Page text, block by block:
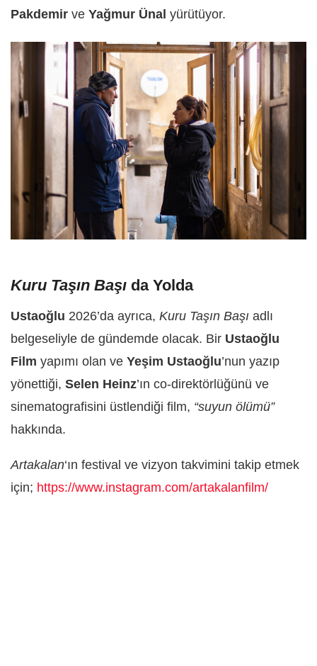
Pakdemir ve Yağmur Ünal yürütüyor.
Kuru Taşın Başı da Yolda
Ustaoğlu 2026’da ayrıca, Kuru Taşın Başı adlı
belgeseliyle de gündemde olacak. Bir Ustaoğlu
Film yapımı olan ve Yeşim Ustaoğlu’nun yazıp
yönettiği, Selen Heinz’ın co-direktörlüğünü ve
sinematografisini üstlendiği film, “suyun ölümü”
hakkında.
Artakalan‘ın festival ve vizyon takvimini takip etmek
için; https://www.instagram.com/artakalanfilm/